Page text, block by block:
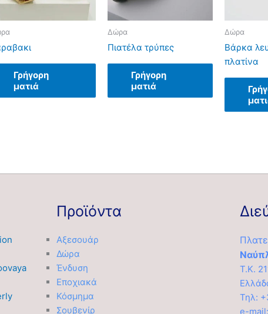
Γρήγορη
ματιά
Δώρα
Πιατέλα τρύπες
Γρήγορη
ματιά
Δώρα
Βάρκα
πλατίνα
Προϊόντα
Αξεσουάρ
Δώρα
Ένδυση
Εποχιακά
Κόσμημα
Σουβενίρ
Τ.Κ.
Τηλ:
e-